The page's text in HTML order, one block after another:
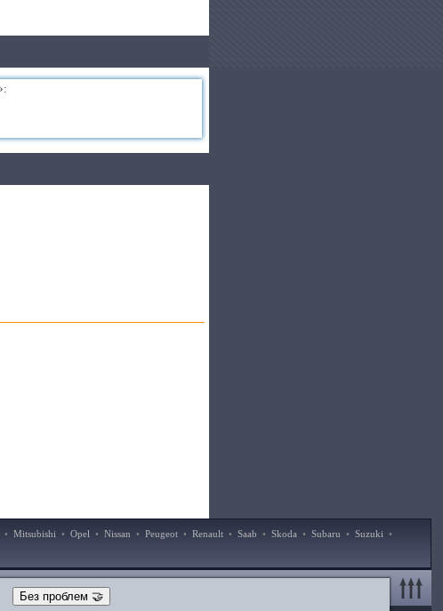
• Mitsubishi • Opel • Nissan • Peugeot • Renault • Saab • Skoda • Subaru • Suzuki •
Без проблем 🤝